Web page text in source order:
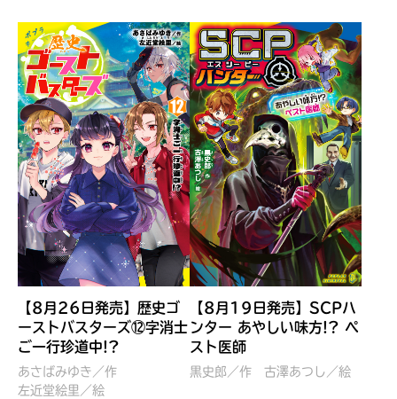
ぼくたちのマインクラフト
冒険記 エンチャント剣
VS暴走モブ
レッツゴー！まいぜんシス
ターズ とつぜん、王様に
【8月26日発売】歴史ゴ
ーストバスターズ⑫字消士
ご一行珍道中!?
あさばみゆき／作
左近堂絵里／絵
【8月19日発売】SCPハ
ンター あやしい味方!? ペ
スト医師
黒史郎／作 古澤あつし／絵